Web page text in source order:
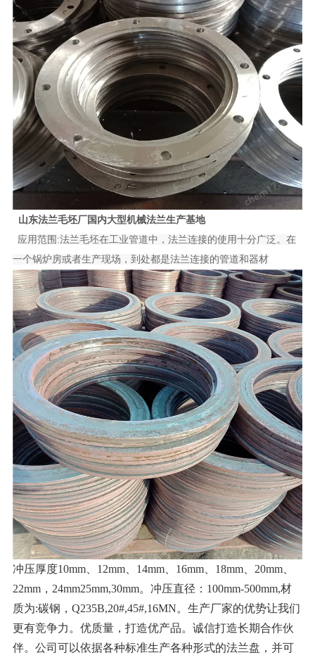
山东法兰毛坯厂国内大型机械法兰生产基地
应用范围:法兰毛坯在工业管道中，法兰连接的使用十分广泛。在
一个锅炉房或者生产现场，到处都是法兰连接的管道和器材
冲压厚度10mm、12mm、14mm、16mm、18mm、20mm、
22mm，24mm25mm,30mm。冲压直径：100mm-500mm,材
质为:碳钢，Q235B,20#,45#,16MN。生产厂家的优势让我们
更有竞争力。优质量，打造优产品。诚信打造长期合作伙
伴。公司可以依据各种标准生产各种形式的法兰盘，并可